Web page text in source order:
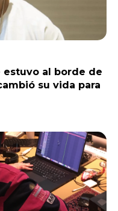
estuvo al borde de
su vida para